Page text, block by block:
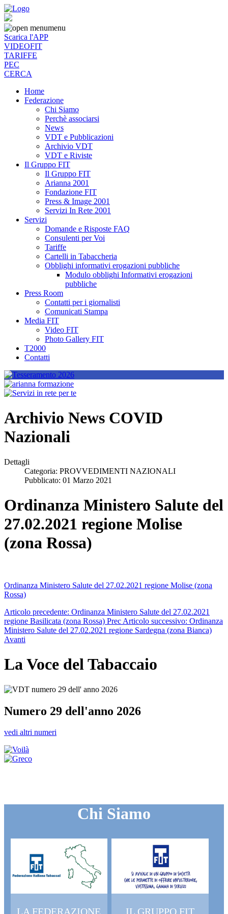
menu
Scarica l'APP
VIDEOFIT
TARIFFE
PEC
CERCA
Home
Federazione
Chi Siamo
Perchè associarsi
News
VDT e Pubblicazioni
Archivio VDT
VDT e Riviste
Il Gruppo FIT
Il Gruppo FIT
Arianna 2001
Fondazione FIT
Press & Image 2001
Servizi In Rete 2001
Servizi
Domande e Risposte FAQ
Consulenti per Voi
Tariffe
Cartelli in Tabaccheria
Obblighi informativi erogazioni pubbliche
Modulo obblighi Informativi erogazioni
pubbliche
Press Room
Contatti per i giornalisti
Comunicati Stampa
Media FIT
Video FIT
Photo Gallery FIT
T2000
Contatti
Archivio News COVID
Nazionali
Dettagli
Categoria: PROVVEDIMENTI NAZIONALI
Pubblicato: 01 Marzo 2021
Ordinanza Ministero Salute del
27.02.2021 regione Molise
(zona Rossa)
Ordinanza Ministero Salute del 27.02.2021 regione Molise (zona
Rossa)
Articolo precedente: Ordinanza Ministero Salute del 27.02.2021
regione Basilicata (zona Rossa) Prec Articolo successivo: Ordinanza
Ministero Salute del 27.02.2021 regione Sardegna (zona Bianca)
Avanti
La Voce del Tabaccaio
Numero 29 dell'anno 2026
vedi altri numeri
Chi Siamo
LA FEDERAZIONE IL GRUPPO FIT